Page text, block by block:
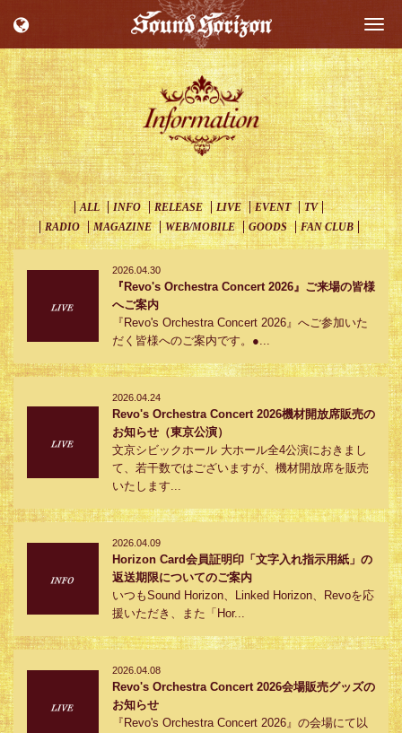
ALL INFO RELEASE LIVE EVENT
TV
RADIO
MAGAZINE WEB/MOBILE GOODS FAN CLUB
2026.04.30
『Revo's Orchestra Concert 2026』ご来場の皆様
へご案内
『Revo's Orchestra Concert 2026』へご参加いた
だく皆様へのご案内です。●...
2026.04.24
Revo's Orchestra Concert 2026機材開放席販売の
お知らせ（東京公演）
文京シビックホール 大ホール全4公演におきまし
て、若干数ではございますが、機材開放席を販売
いたします...
2026.04.09
Horizon Card会員証明印「文字入れ指示用紙」の
返送期限についてのご案内
いつもSound Horizon、Linked Horizon、Revoを応
援いただき、また「Hor...
2026.04.08
Revo's Orchestra Concert 2026会場販売グッズの
お知らせ
『Revo's Orchestra Concert 2026』の会場にて以